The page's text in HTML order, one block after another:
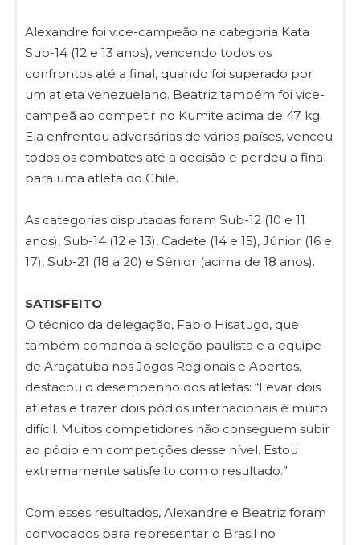
Alexandre foi vice-campeão na categoria Kata
Sub-14 (12 e 13 anos), vencendo todos os
confrontos até a final, quando foi superado por
um atleta venezuelano. Beatriz também foi vice-
campeã ao competir no Kumite acima de 47 kg.
Ela enfrentou adversárias de vários países, venceu
todos os combates até a decisão e perdeu a final
para uma atleta do Chile.
As categorias disputadas foram Sub-12 (10 e 11
anos), Sub-14 (12 e 13), Cadete (14 e 15), Júnior (16 e
17), Sub-21 (18 a 20) e Sênior (acima de 18 anos).
SATISFEITO
O técnico da delegação, Fabio Hisatugo, que
também comanda a seleção paulista e a equipe
de Araçatuba nos Jogos Regionais e Abertos,
destacou o desempenho dos atletas: “Levar dois
atletas e trazer dois pódios internacionais é muito
difícil. Muitos competidores não conseguem subir
ao pódio em competições desse nível. Estou
extremamente satisfeito com o resultado.”
Com esses resultados, Alexandre e Beatriz foram
convocados para representar o Brasil no